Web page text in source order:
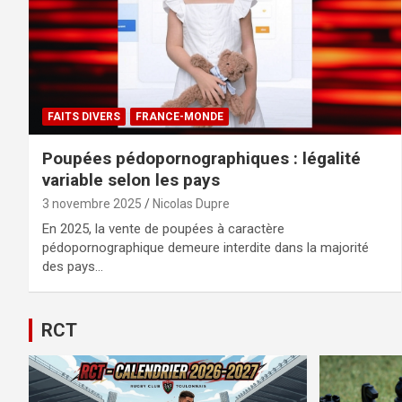
FAITS DIVERS FRANCE-MONDE
Poupées pédopornographiques : légalité
variable selon les pays
3 novembre 2025 Nicolas Dupre
En 2025, la vente de poupées à caractère
pédopornographique demeure interdite dans la majorité
des pays…
RCT